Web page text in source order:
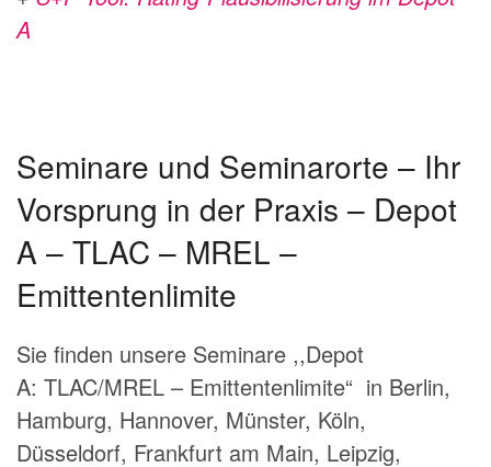
A
Seminare und Seminarorte – Ihr
Vorsprung in der Praxis – Depot
A – TLAC – MREL –
Emittentenlimite
Sie finden unsere Seminare ,,Depot
A: TLAC/MREL – Emittentenlimite“ in Berlin,
Hamburg, Hannover, Münster, Köln,
Düsseldorf, Frankfurt am Main, Leipzig,